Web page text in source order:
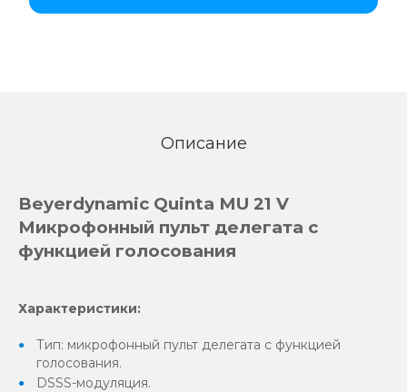
Описание
Beyerdynamic Quinta MU 21 V
Микрофонный пульт делегата с
функцией голосования
Характеристики:
Тип: микрофонный пульт делегата с функцией
голосования.
DSSS-модуляция.